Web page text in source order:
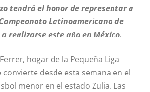
tendrá el honor de representar a
Latinoamericano de
realizarse este año en México.
hogar de la Pequeña Liga
convierte desde esta semana en el
menor en el estado Zulia. Las